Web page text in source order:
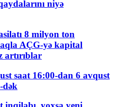
niyə
8 milyon ton
AÇG-yə kapital
artırıblar
saat 16:00-dan 6 avqust
dək